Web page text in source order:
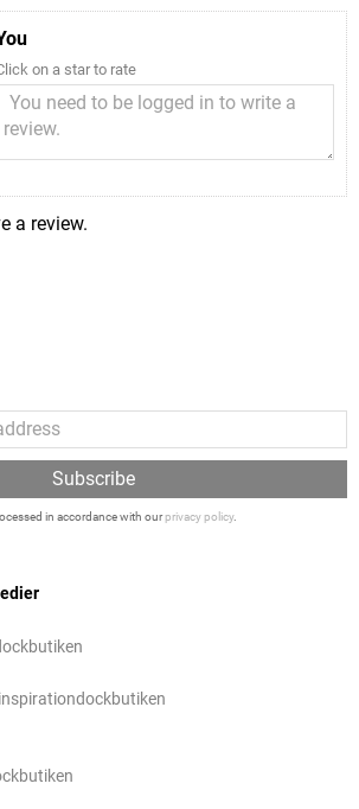
on a star to rate
a review.
Subscribe
in accordance with ourprivacy policy.